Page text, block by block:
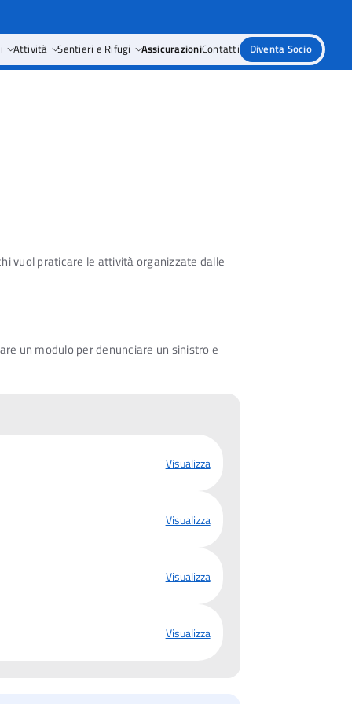
Attività Sentieri e Rifugi AssicurazioniContatti Diventa Socio
vuol praticare le attività organizzate dalle
un modulo per denunciare un sinistro e
Visualizza
Visualizza
Visualizza
Visualizza